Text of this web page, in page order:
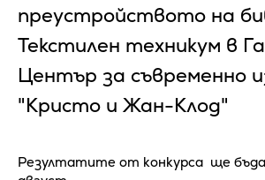
преустройството на
Текстилен техникум в
Център за съвременно
"Кристо и Жан-Клод"
Резултатите от конкурса ще